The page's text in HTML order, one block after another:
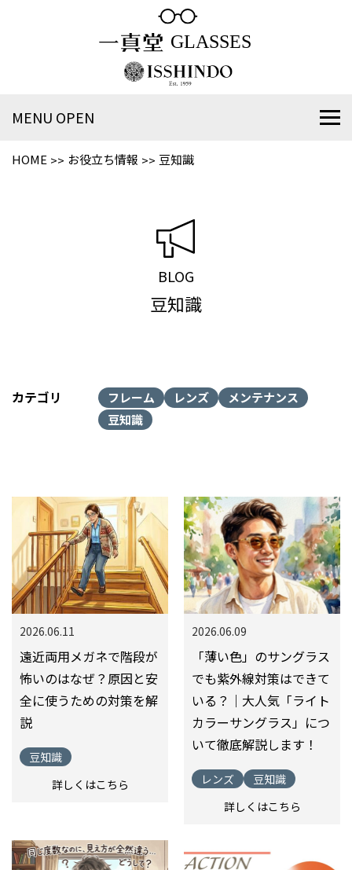
MENU OPEN
HOME お役立ち情報 豆知識
BLOG
豆知識
カテゴリ フレーム レンズ
メンテナンス
豆知識
2026.06.11
遠近両用メガネで階段が
怖いのはなぜ？原因と安
全に使うための対策を解
説
豆知識
詳しくはこちら
2026.06.09
「薄い色」のサングラス
でも紫外線対策はできて
いる？｜大人気「ライト
カラーサングラス」につ
いて徹底解説します！
レンズ
豆知識
詳しくはこちら